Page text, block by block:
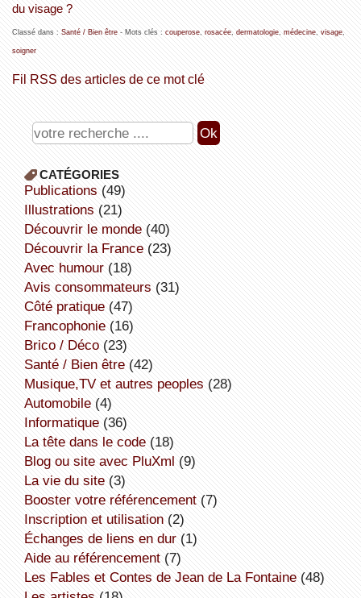
du visage ?
Classé dans : Santé / Bien être- Mots clés : couperose, rosacée, dermatologie, médecine, visage,
soigner
Fil RSS des articles de ce mot clé
CATÉGORIES
publications (49)
illustrations (21)
découvrir le monde(40)
découvrir la France(23)
avec humour(18)
avis consommateurs (31)
côté pratique(47)
Francophonie(16)
Brico / Déco(23)
Santé / Bien être(42)
Musique,TV et autres peoples (28)
Automobile(4)
informatique(36)
la tête dans le code(18)
Blog ou site avec PluXml (9)
la vie du site(3)
booster votre référencement(7)
inscription et utilisation(2)
échanges de liens en dur(1)
aide au référencement(7)
Les Fables et Contes de Jean de La Fontaine(48)